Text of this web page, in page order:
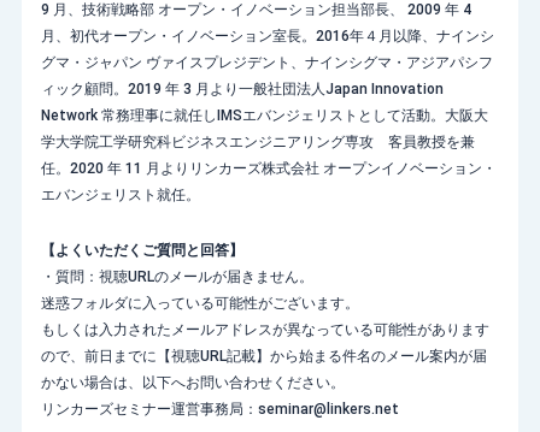
9 月、技術戦略部 オープン・イノベーション担当部長、 2009 年 4
月、初代オープン・イノベーション室長。2016年４月以降、ナインシ
グマ・ジャパン ヴァイスプレジデント、ナインシグマ・アジアパシフ
ィック顧問。2019 年 3 月より一般社団法人Japan Innovation
Network 常務理事に就任しIMSエバンジェリストとして活動。大阪大
学大学院工学研究科ビジネスエンジニアリング専攻 客員教授を兼
任。2020 年 11 月よりリンカーズ株式会社 オープンイノベーション・
エバンジェリスト就任。
【よくいただくご質問と回答】
・質問：視聴URLのメールが届きません。
迷惑フォルダに入っている可能性がございます。
もしくは入力されたメールアドレスが異なっている可能性があります
ので、前日までに【視聴URL記載】から始まる件名のメール案内が届
かない場合は、以下へお問い合わせください。
リンカーズセミナー運営事務局：seminar@linkers.net